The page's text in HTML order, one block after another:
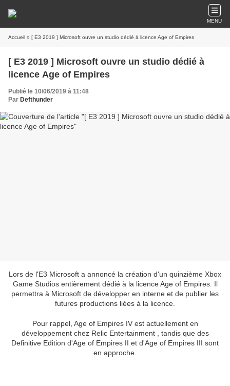
MENU
Accueil » [ E3 2019 ] Microsoft ouvre un studio dédié à licence Age of Empires
[ E3 2019 ] Microsoft ouvre un studio dédié à
licence Age of Empires
Publié le 10/06/2019 à 11:48
Par Defthunder
Lors de l'E3 Microsoft a annoncé la création d'un quinzième Xbox
Game Studios entièrement dédié à la licence Age of Empires. Il
permettra à Microsoft de développer en interne et de publier les
futures productions liées à la licence.
Pour rappel, Age of Empires IV est actuellement en
développement chez Relic Entertainment , tandis que des
Definitive Edition d'Age of Empires II et d'Age of Empires III sont
en approche.